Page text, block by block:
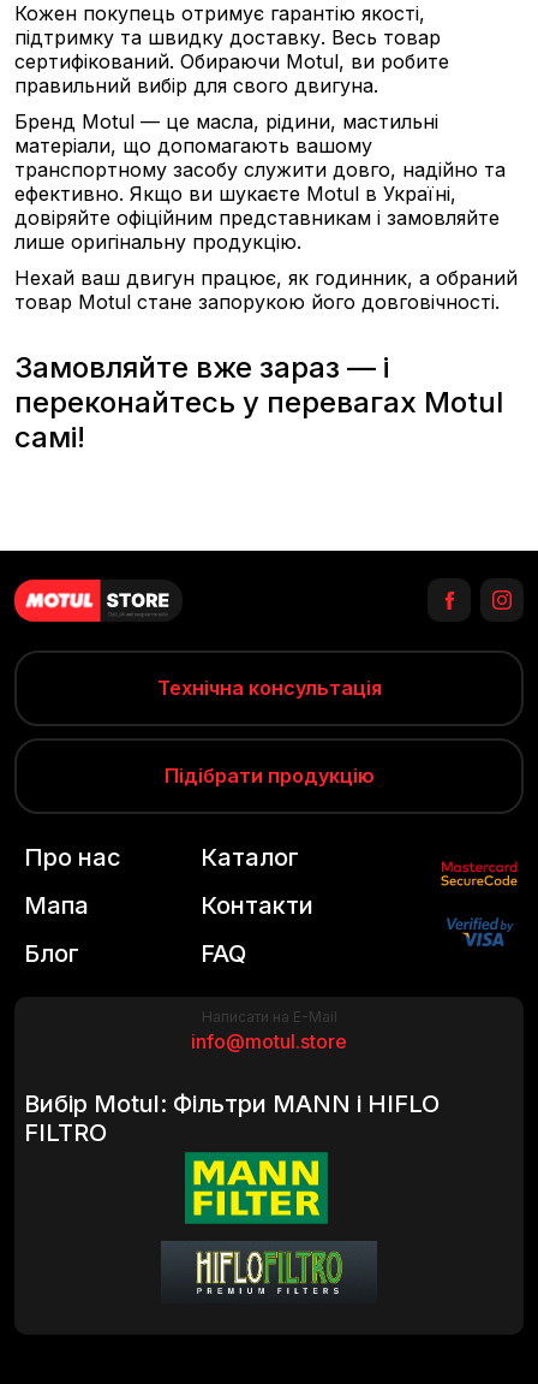
Кожен покупець отримує гарантію якості,
підтримку та швидку доставку. Весь товар
сертифікований. Обираючи Motul, ви робите
правильний вибір для свого двигуна.
Бренд Motul — це масла, рідини, мастильні
матеріали, що допомагають вашому
транспортному засобу служити довго, надійно та
ефективно. Якщо ви шукаєте Motul в Україні,
довіряйте офіційним представникам і замовляйте
лише оригінальну продукцію.
Нехай ваш двигун працює, як годинник, а обраний
товар Motul стане запорукою його довговічності.
Замовляйте вже зараз — і
переконайтесь у перевагах Motul
самі!
Технічна консультація
Підібрати продукцію
Написати на E-Mail
info@motul.store
Вибір Motul: Фільтри MANN і HIFLO
FILTRO
Про нас
Мапа
Блог
Каталог
Контакти
FAQ